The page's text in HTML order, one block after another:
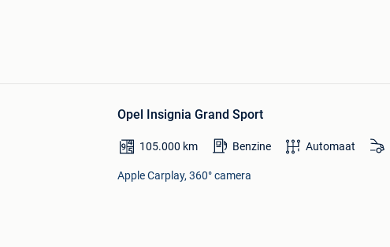
Opel Insignia Grand Sport
105.000 km Benzine Automaat
Apple Carplay, 360° camera